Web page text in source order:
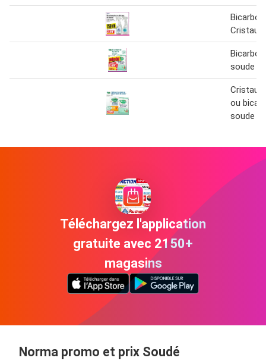
Cristaux
soude
Cristaux
ou
soude
Téléchargez l'application
gratuite avec 2150+
magasins
Norma promo et prix Soudé